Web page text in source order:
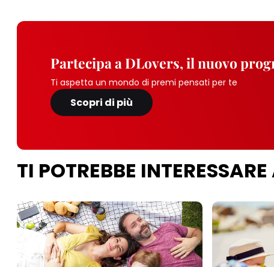
Partecipa a DLovers, il nuovo
Ti aspetta un mondo di premi pensati per te
Scopri di più
TI POTREBBE